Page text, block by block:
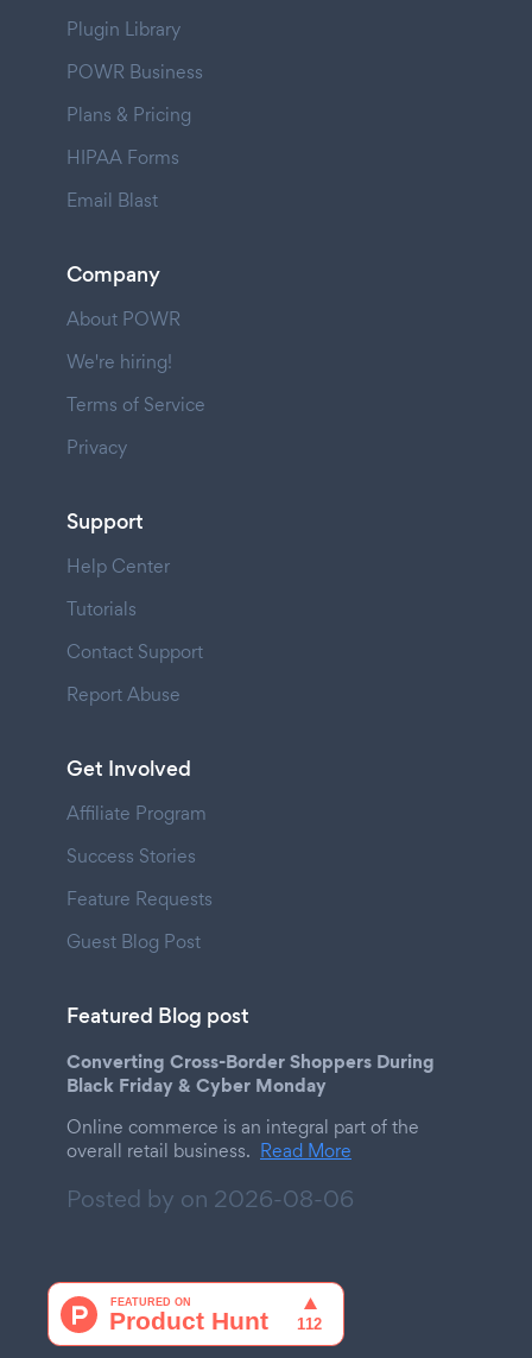
Plugin Library
POWR Business
Plans & Pricing
HIPAA Forms
Email Blast
Company
About POWR
We're hiring!
Terms of Service
Privacy
Support
Help Center
Tutorials
Contact Support
Report Abuse
Get Involved
Affiliate Program
Success Stories
Feature Requests
Guest Blog Post
Featured Blog post
Converting Cross-Border Shoppers During
Black Friday & Cyber Monday
Online commerce is an integral part of the
overall retail business. Read More
Posted by on 2026-08-06